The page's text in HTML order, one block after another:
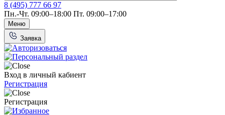
8 (495) 777 66 97
Пн.-Чт. 09:00–18:00 Пт. 09:00–17:00
Меню
Заявка
Вход в личный кабиент
Регистрация
Регистрация